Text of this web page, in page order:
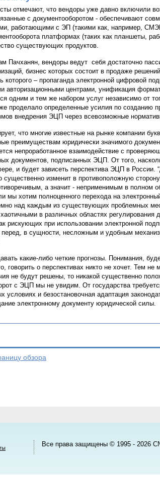
отмечают, что вендоры уже давно включили
с документооборотом - обеспечивают
работающими с ЭП (такими как, например,
платформах (таких как планшеты,
существующих продуктов.
Пачханян, вендоры ведут себя достаточно
бизнес которых состоит в продаже
которого – пропаганда электронной цифровой
авторизационными центрами, унификация
одним и тем же набором услуг независимо от
проделало определенные усилия по созданию
внедрения ЭЦП через всевозможные
что многие известные на рынке компании
преимуществам юридически значимого
непроработанное взаимодействие с
документов, подписанных ЭЦП. От того,
и будет зависеть перспектива ЭЦП в
существенно изменит в противоположную
а значит - неприменимым в полном
мы хотим полноценного перехода на
над каждым из существующих проблемных
в различных областях регулирования
рискующих при использовании электронной
перед, в сущности, несложным и удобным
какие-либо четкие прогнозы. Понимания,
говорить о перспективах никто не хочет. Тем
не будут решены, то никакой существенно
с ЭЦП мы не увидим. От государства
условиях и безостановочная адаптация
электронному документу юридической силы.
обзора
Все права защищены © 1995 - 2026